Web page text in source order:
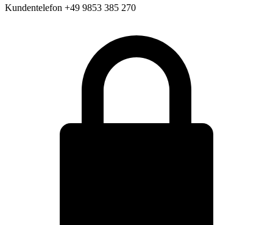
Kundentelefon +49 9853 385 270